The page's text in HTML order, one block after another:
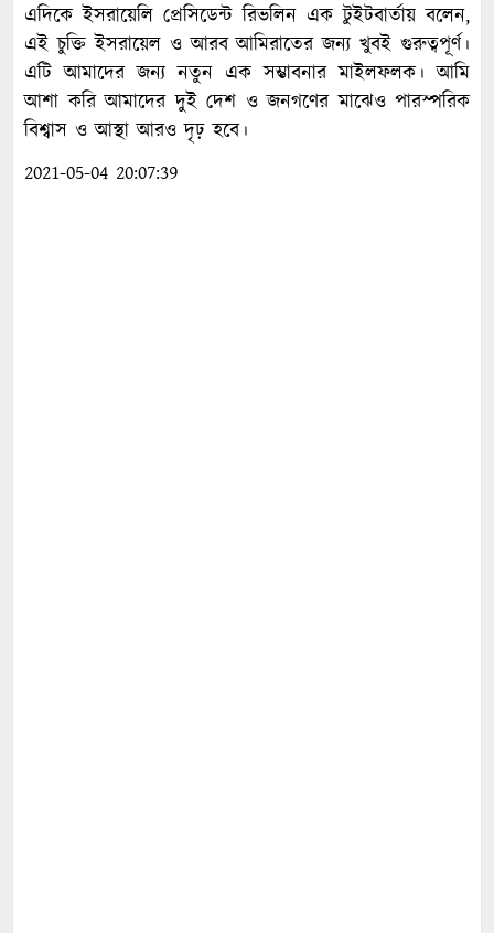
এদিকে ইসরায়েলি প্রেসিডেন্ট রিভলিন এক টুইটবার্তায় বলেন,
এই চুক্তি ইসরায়েল ও আরব আমিরাতের জন্য খুবই গুরুত্বপূর্ণ।
এটি আমাদের জন্য নতুন এক সম্ভাবনার মাইলফলক। আমি
আশা করি আমাদের দুই দেশ ও জনগণের মাঝেও পারস্পরিক
বিশ্বাস ও আস্থা আরও দৃঢ় হবে।
2021-05-04 20:07:39